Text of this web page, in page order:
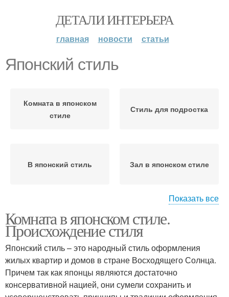
ДЕТАЛИ ИНТЕРЬЕРА
главная новости статьи
Японский стиль
Комната в японском
стиле
Стиль для подростка
В японский стиль Зал в японском стиле
Японская стилистика Окна в японском стиле
Японские панели
Комнаты в японском
стиле
Показать все
Комната в японском стиле.
Происхождение стиля
Японский стиль – это народный стиль оформления
жилых квартир и домов в стране Восходящего Солнца.
Причем так как японцы являются достаточно
консервативной нацией, они сумели сохранить и